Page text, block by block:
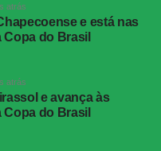
Brasília
Safira e
do segundo
atrás
e está nas
do Brasil
atrás
e avança às
do Brasil